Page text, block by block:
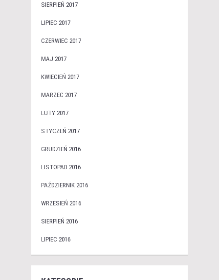
SIERPIEŃ 2017
LIPIEC 2017
CZERWIEC 2017
MAJ 2017
KWIECIEŃ 2017
MARZEC 2017
LUTY 2017
STYCZEŃ 2017
GRUDZIEŃ 2016
LISTOPAD 2016
PAŹDZIERNIK 2016
WRZESIEŃ 2016
SIERPIEŃ 2016
LIPIEC 2016